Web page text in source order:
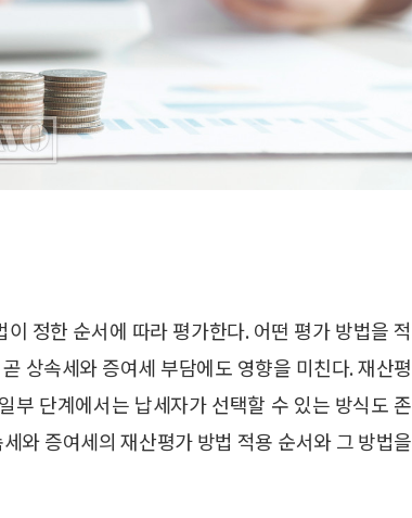
정한 순서에 따라 평가한다. 어떤 평가 방법을 적
상속세와 증여세 부담에도 영향을 미친다. 재산평
부 단계에서는 납세자가 선택할 수 있는 방식도 존
와 증여세의 재산평가 방법 적용 순서와 그 방법을